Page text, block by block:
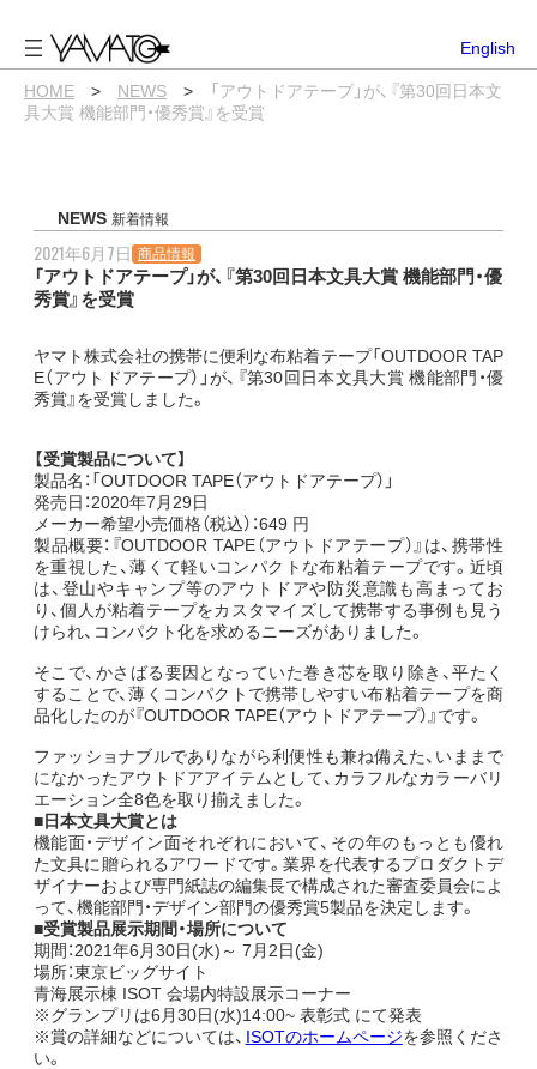
容
を
ス
キ
ッ
English
HOME > NEWS >
「アウトドアテープ」が、『第30回日本文
具大賞 機能部門・優秀賞』を受賞
NEWS 新着情報
2021年6月7日 商品情報
「アウトドアテープ」が、『第30回日本文具大賞 機能部門・優
秀賞』を受賞
ヤマト株式会社の携帯に便利な布粘着テープ「OUTDOOR TAP
E（アウトドアテープ）」が、『第30回日本文具大賞 機能部門・優
秀賞』を受賞しました。
【受賞製品について】
製品名：「OUTDOOR TAPE（アウトドアテープ）」
発売日：2020年7月29日
メーカー希望小売価格（税込）：649 円
製品概要：『OUTDOOR TAPE（アウトドアテープ）』は、携帯性
を重視した、薄くて軽いコンパクトな布粘着テープです。近頃
は、登山やキャンプ等のアウトドアや防災意識も高まってお
り、個人が粘着テープをカスタマイズして携帯する事例も見う
けられ、コンパクト化を求めるニーズがありました。
そこで、かさばる要因となっていた巻き芯を取り除き、平たく
することで、薄くコンパクトで携帯しやすい布粘着テープを商
品化したのが『OUTDOOR TAPE（アウトドアテープ）』です。
ファッショナブルでありながら利便性も兼ね備えた、いままで
になかったアウトドアアイテムとして、カラフルなカラーバリ
エーション全8色を取り揃えました。
■日本文具大賞とは
機能面・デザイン面それぞれにおいて、その年のもっとも優れ
た文具に贈られるアワードです。業界を代表するプロダクトデ
ザイナーおよび専門紙誌の編集長で構成された審査委員会によ
って、機能部門・デザイン部門の優秀賞5製品を決定します。
■受賞製品展示期間・場所について
期間：2021年6月30日(水)～ 7月2日(金)
場所：東京ビッグサイト
青海展示棟 ISOT 会場内特設展示コーナー
※グランプリは6月30日(水)14:00~ 表彰式 にて発表
※賞の詳細などについては、 ISOTのホームページを参照くださ
い。